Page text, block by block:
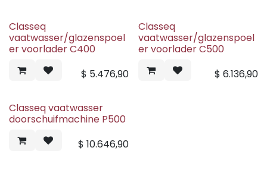
Classeq
vaatwasser/glazenspoel
er voorlader C400
$ 5.476,90
Classeq
vaatwasser/glazenspoel
er voorlader C500
$ 6.136,90
Classeq vaatwasser
doorschuifmachine P500
$ 10.646,90